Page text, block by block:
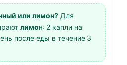
или лимон? Для
лимон: 2 капли на
после еды в течение 3